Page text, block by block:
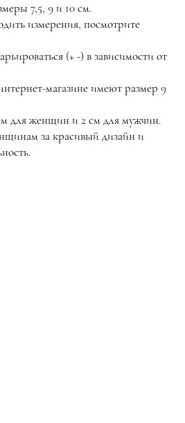
7,5, 9 и 10 см.
измерения, посмотрите
(+ -) в зависимости от
магазине имеют размер 9
для женщин и 2 см для мужчин.
за красивый дизайн и